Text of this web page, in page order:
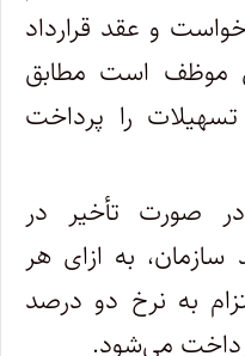
و عقد قرارداد
موظف است مطابق
را پرداخت
صورت تأخیر در
سازمان، به ازای هر
به نرخ دو درصد
می‌شود.